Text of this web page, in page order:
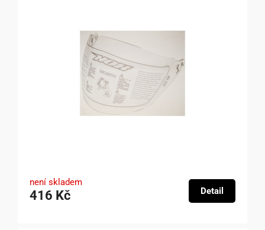
není skladem
416 Kč Detail